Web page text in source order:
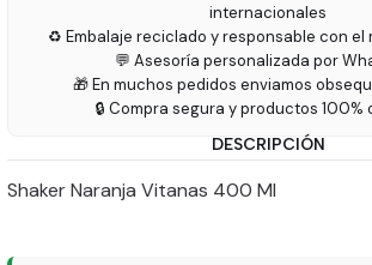
internacionales
♻️ Embalaje reciclado y responsable con el
💬 Asesoría personalizada por
🎁 En muchos pedidos enviamos
🔒 Compra segura y productos 100%
DESCRIPCIÓN
Shaker Naranja Vitanas 400 Ml